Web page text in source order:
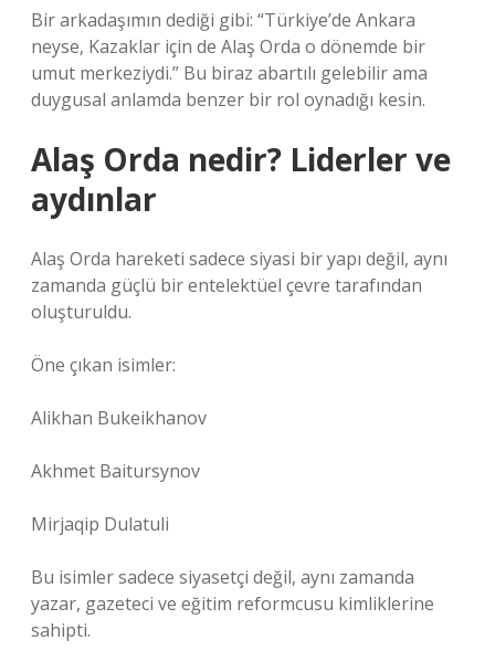
Bir arkadaşımın dediği gibi: “Türkiye’de Ankara
neyse, Kazaklar için de Alaş Orda o dönemde bir
umut merkeziydi.” Bu biraz abartılı gelebilir ama
duygusal anlamda benzer bir rol oynadığı kesin.
Alaş Orda nedir? Liderler ve
aydınlar
Alaş Orda hareketi sadece siyasi bir yapı değil, aynı
zamanda güçlü bir entelektüel çevre tarafından
oluşturuldu.
Öne çıkan isimler:
Alikhan Bukeikhanov
Akhmet Baitursynov
Mirjaqip Dulatuli
Bu isimler sadece siyasetçi değil, aynı zamanda
yazar, gazeteci ve eğitim reformcusu kimliklerine
sahipti.